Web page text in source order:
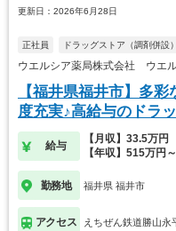
更新日：2026年6月28日
正社員 ドラッグストア（調剤併設）
ウエルシア薬局株式会社 ウエ
【福井県福井市】多
度充実♪高給与のドラ
給与
【月収】33.5万円
【年収】515万円
勤務地 福井県 福井市
アクセス えちぜん鉄道勝山永